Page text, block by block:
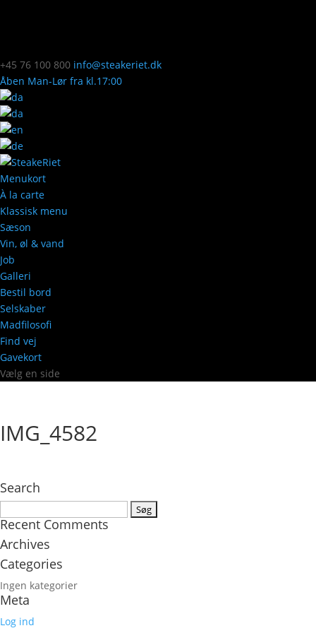
+45 76 100 800 info@steakeriet.dk
Åben Man-Lør fra kl.17:00
Menukort
À la carte
Klassisk menu
Sæson
Vin, øl & vand
Job
Galleri
Bestil bord
Selskaber
Madfilosofi
Find vej
Gavekort
Vælg en side
IMG_4582
Search
efter:
Recent Comments
Archives
Categories
Ingen kategorier
Meta
Log ind